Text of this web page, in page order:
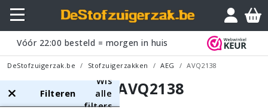
Vóór 22:00 besteld = morgen in huis
DeStofzuigerzak.be Stofzuigerzakken AEG AVQ2138
AEG AVQ2138
Filteren
Wis
alle